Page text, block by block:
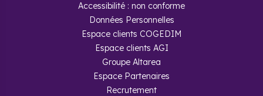
Accessibilité : non conforme
Données Personnelles
Espace clients COGEDIM
Espace clients AGI
Groupe Altarea
Espace Partenaires
Recrutement